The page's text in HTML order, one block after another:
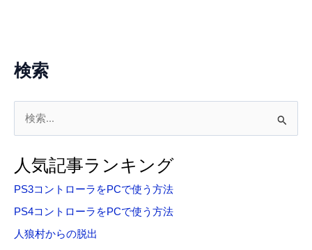
検索
象
:
人気記事ランキング
PS3コントローラをPCで使う方法
PS4コントローラをPCで使う方法
人狼村からの脱出